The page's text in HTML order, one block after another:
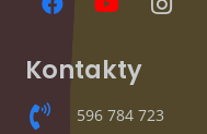
Kontakty
596 784 723